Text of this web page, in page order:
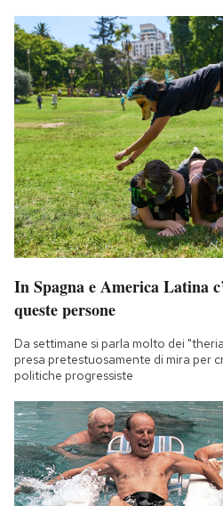
In Spagna e America Latina
queste persone
Da settimane si parla molto dei
presa pretestuosamente di mira per
politiche progressiste